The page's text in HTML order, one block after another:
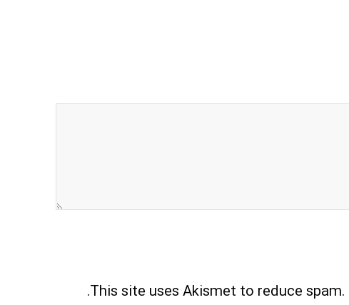
This site uses Akismet to reduce spam.
.